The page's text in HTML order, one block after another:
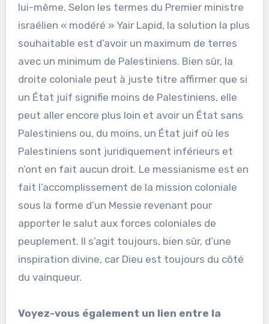
lui-même. Selon les termes du Premier ministre
israélien « modéré » Yair Lapid, la solution la plus
souhaitable est d’avoir un maximum de terres
avec un minimum de Palestiniens. Bien sûr, la
droite coloniale peut à juste titre affirmer que si
un État juif signifie moins de Palestiniens, elle
peut aller encore plus loin et avoir un État sans
Palestiniens ou, du moins, un État juif où les
Palestiniens sont juridiquement inférieurs et
n’ont en fait aucun droit. Le messianisme est en
fait l’accomplissement de la mission coloniale
sous la forme d’un Messie revenant pour
apporter le salut aux forces coloniales de
peuplement. Il s’agit toujours, bien sûr, d’une
inspiration divine, car Dieu est toujours du côté
du vainqueur.
Voyez-vous également un lien entre la